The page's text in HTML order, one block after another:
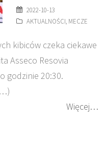
2022-10-13
AKTUALNOŚCI, MECZE
kibiców czeka ciekawe
Asseco Resovia
godzinie 20:30.
Więcej…